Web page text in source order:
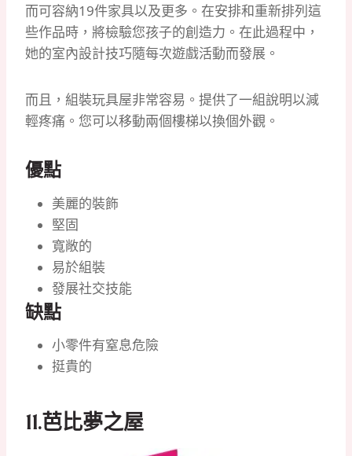
而可容納19件家具以及更多。 在安排和重新排列這
些作品時，將檢驗您孩子的創造力。 在此過程中，
她的室內設計技巧隨每次遊戲活動而發展。
而且，組裝玩具屋非常容易。 提供了一組說明以減
輕疼痛。 您可以移動兩個樓梯以換個外觀。
優點
美麗的裝飾
堅固
寬敞的
易於組裝
發展社交技能
缺點
小零件有窒息危險
挺貴的
11.芭比夢之屋